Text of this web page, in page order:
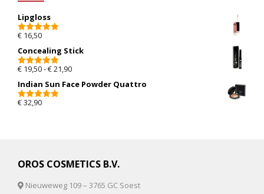
Lipgloss
5.00van 5
€ 16,50
Concealing Stick
5.00van 5
€ 19,50-€21,90Prijsklasse: € 19,50 tot € 21,90
Indian Sun Face Powder Quattro
5.00van 5
€32,90
OROS COSMETICS B.V.
Nieuweweg 109 – 3765 GC Soest